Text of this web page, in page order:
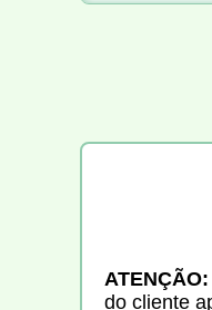
ATENÇÃO:
do cliente